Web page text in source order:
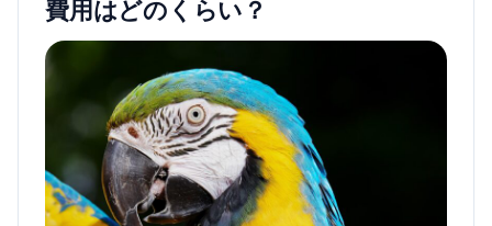
費用はどのくらい？